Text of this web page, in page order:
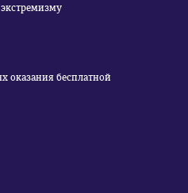
оказания бесплатной